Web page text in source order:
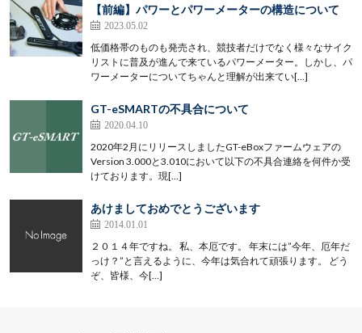
【前編】パワーとパワーメーターの構造について
2023.05.02
低価格帯のものも発売され、競技者だけでなく様々なサイク
リストに普及が進んで来ているパワーメーター。しかし、パ
ワーメーターについてちゃんと理解が出来てい[…]
GT-eSMARTの不具合について
2020.04.10
2020年2月にリリースしましたGT-eBoxファームウェアの
Version 3.000と3.010において以下の不具合連絡を何件か受
けております。現[…]
あけましておめでとうございます
2014.01.01
２０１４年ですね。 私、本厄です。 年末には”今年、厄年だ
っけ？”と言えるように、今年は気合れて頑張ります。 どう
ぞ、皆様、今[…]